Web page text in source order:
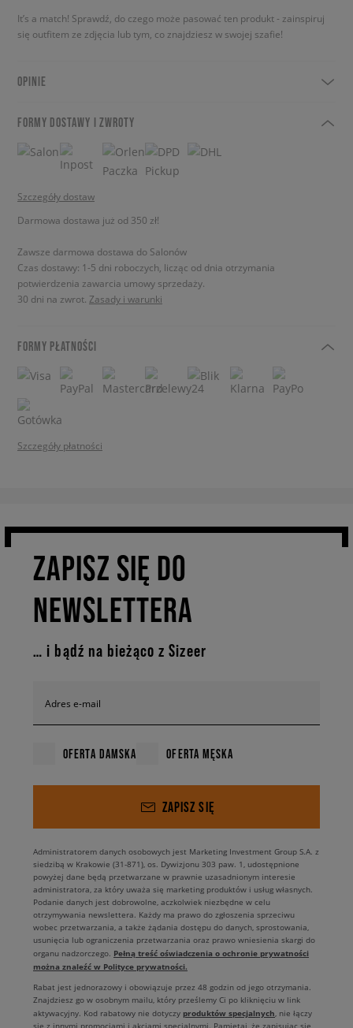
It’s a match! Sprawdź, do czego może pasować ten produkt - zainspiruj
się outfitem ze zdjęcia lub tym, co znajdziesz w swojej szafie!
OPINIE
FORMY DOSTAWY I ZWROTY
Szczegóły dostaw
Darmowa dostawa już od 350 zł!
Zawsze darmowa dostawa do Salonów
Czas dostawy: 1-5 dni roboczych, licząc od dnia otrzymania
potwierdzenia zawarcia umowy sprzedaży.
30 dni na zwrot. Zasady i warunki
FORMY PŁATNOŚCI
Szczegóły płatności
ZAPISZ SIĘ DO
NEWSLETTERA
… i bądź na bieżąco z Sizeer
Adres e-mail
OFERTA DAMSKA OFERTA MĘSKA
ZAPISZ SIĘ
Administratorem danych osobowych jest Marketing Investment Group S.A. z
siedzibą w Krakowie (31-871), os. Dywizjonu 303 paw. 1, udostępnione
powyżej dane będą przetwarzane w prawnie uzasadnionym interesie
administratora, za który uważa się marketing produktów i usług własnych.
Podanie danych jest dobrowolne, aczkolwiek niezbędne w celu
otrzymywania newslettera. Każdy ma prawo do zgłoszenia sprzeciwu
wobec przetwarzania, a także żądania dostępu do danych, sprostowania,
usunięcia lub ograniczenia przetwarzania oraz prawo wniesienia skargi do
organu nadzorczego. Pełną treść oświadczenia o ochronie prywatności
można znaleźć w Polityce prywatności.
Rabat jest jednorazowy i obowiązuje przez 48 godzin od jego otrzymania.
Znajdziesz go w osobnym mailu, który prześlemy Ci po kliknięciu w link
aktywacyjny. Kod rabatowy nie dotyczy produktów specjalnych, nie łączy